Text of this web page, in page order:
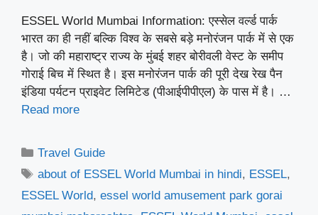
ESSEL World Mumbai Information: एस्सेल वर्ल्ड पार्क
भारत का ही नहीं बल्कि विश्व के सबसे बड़े मनोरंजन पार्क में से एक
है। जो की महाराष्ट्र राज्य के मुंबई शहर बोरीवली वेस्ट के समीप
गोराई बिच में स्थित है। इस मनोरंजन पार्क की पूरी देख रेख पैन
इंडिया पर्यटन प्राइवेट लिमिटेड (पीआईपीपीएल) के पास में है। …
Read more
Categories
Travel Guide
Tags
about of ESSEL World Mumbai in hindi, ESSEL,
ESSEL World, essel world amusement park gorai